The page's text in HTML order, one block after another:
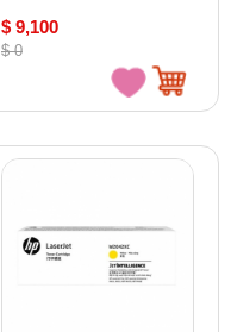
$ 9,100
$ 0